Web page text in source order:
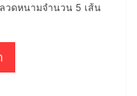
ลวดหนามจำนวน 5 เส้น